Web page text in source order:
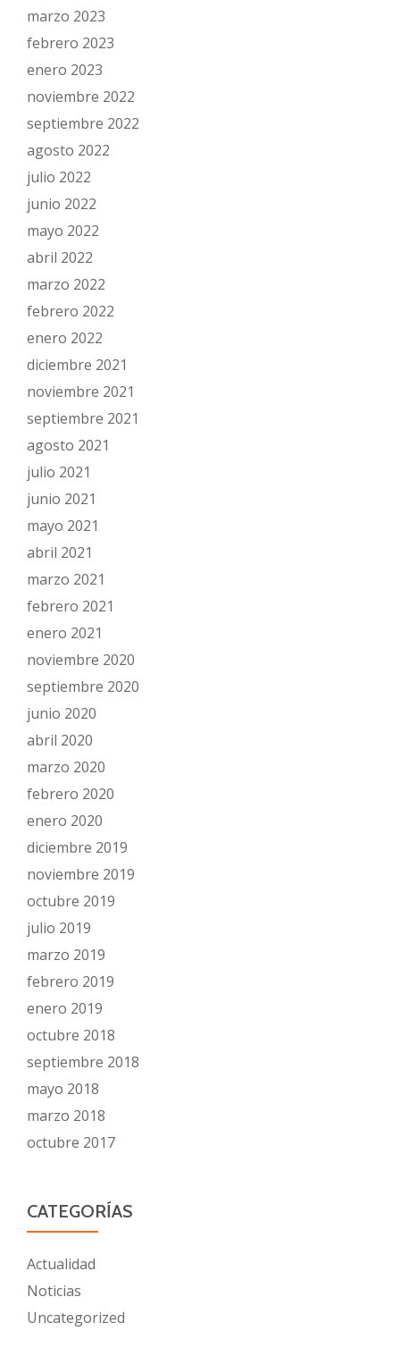
marzo 2023
febrero 2023
enero 2023
noviembre 2022
septiembre 2022
agosto 2022
julio 2022
junio 2022
mayo 2022
abril 2022
marzo 2022
febrero 2022
enero 2022
diciembre 2021
noviembre 2021
septiembre 2021
agosto 2021
julio 2021
junio 2021
mayo 2021
abril 2021
marzo 2021
febrero 2021
enero 2021
noviembre 2020
septiembre 2020
junio 2020
abril 2020
marzo 2020
febrero 2020
enero 2020
diciembre 2019
noviembre 2019
octubre 2019
julio 2019
marzo 2019
febrero 2019
enero 2019
octubre 2018
septiembre 2018
mayo 2018
marzo 2018
octubre 2017
CATEGORÍAS
Actualidad
Noticias
Uncategorized